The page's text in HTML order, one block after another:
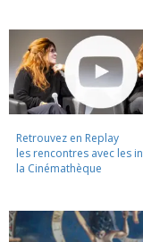
Retrouvez en Replay
les rencontres avec les
la Cinémathèque